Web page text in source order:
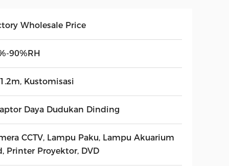
Wholesale Price
90%RH
Kustomisasi
Daya Dudukan Dinding
CCTV, Lampu Paku, Lampu Akuarium
Printer Proyektor, DVD